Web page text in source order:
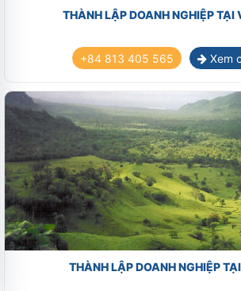
THÀNH LẬP DOANH NGHIỆP TẠI
+84 813 405 565 Xem
THÀNH LẬP DOANH NGHIỆP